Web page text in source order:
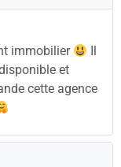
immobilier
Il
et
cette agence